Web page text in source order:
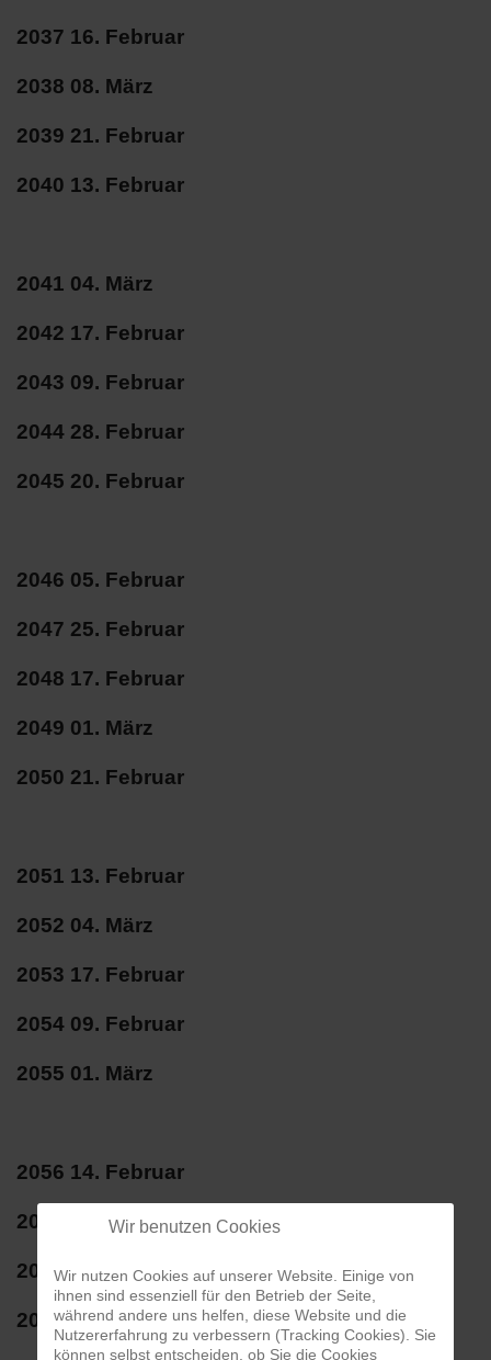
2037 16. Februar
2038 08. März
2039 21. Februar
2040 13. Februar
2041 04. März
2042 17. Februar
2043 09. Februar
2044 28. Februar
2045 20. Februar
2046 05. Februar
2047 25. Februar
2048 17. Februar
2049 01. März
2050 21. Februar
2051 13. Februar
2052 04. März
2053 17. Februar
2054 09. Februar
2055 01. März
2056 14. Februar
2057 05. März
2058 25. Februar
2059 10. Februar
Wir benutzen Cookies
Wir nutzen Cookies auf unserer Website. Einige von
ihnen sind essenziell für den Betrieb der Seite,
während andere uns helfen, diese Website und die
Nutzererfahrung zu verbessern (Tracking Cookies). Sie
können selbst entscheiden, ob Sie die Cookies